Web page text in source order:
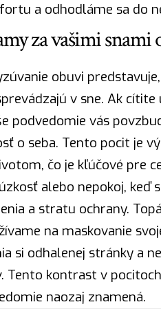
a odhodláme sa do
za vašimi snami
obuvi
v sne. Ak cítite
podvedomie vás
o seba. Tento pocit je
čo je kľúčové pre
alebo nepokoj, keď
a stratu ochrany.
na maskovanie
si odhalenej stránky a
Tento kontrast v
naozaj znamená.